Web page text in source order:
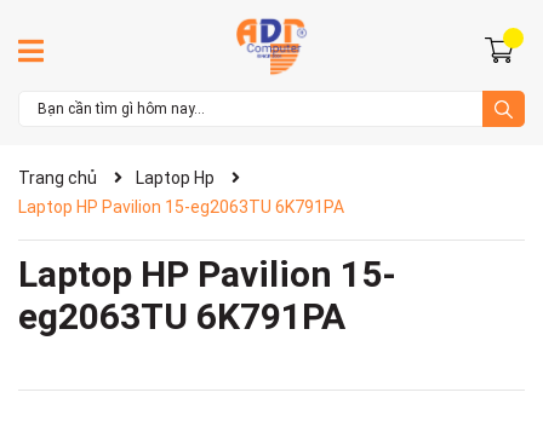
Trang chủ
Laptop Hp
Laptop HP Pavilion 15-eg2063TU 6K791PA
Laptop HP Pavilion 15-
eg2063TU 6K791PA